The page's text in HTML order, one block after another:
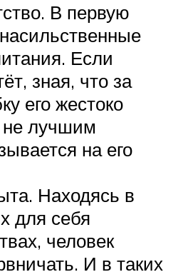
В первую
Если
зная, что за
его жестоко
не лучшим
на его
Находясь в
для себя
человек
И в таких